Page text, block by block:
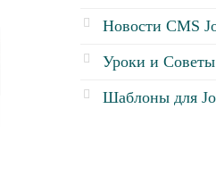
Новости CMS
Уроки и
Шаблоны для